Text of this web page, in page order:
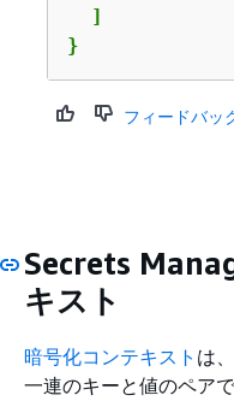
  ]
}
フィードバッ
Secrets
キスト
暗号化コンテキスト は
一連のキーと値のペア